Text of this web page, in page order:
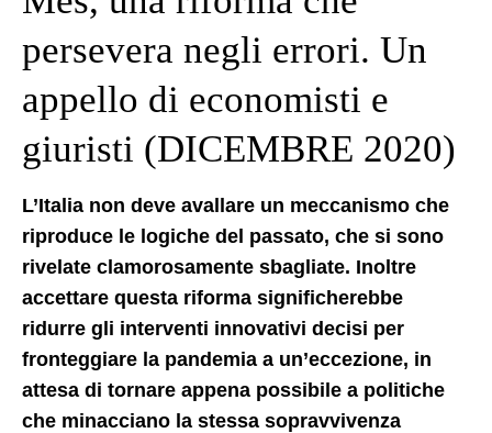
persevera negli errori. Un
appello di economisti e
giuristi (DICEMBRE 2020)
L’Italia non deve avallare un meccanismo che
riproduce le logiche del passato, che si sono
rivelate clamorosamente sbagliate. Inoltre
accettare questa riforma significherebbe
ridurre gli interventi innovativi decisi per
fronteggiare la pandemia a un’eccezione, in
attesa di tornare appena possibile a politiche
che minacciano la stessa sopravvivenza